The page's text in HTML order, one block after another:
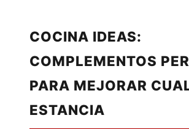
COCINA IDEAS:
COMPLEMENTOS
PARA MEJORAR
ESTANCIA